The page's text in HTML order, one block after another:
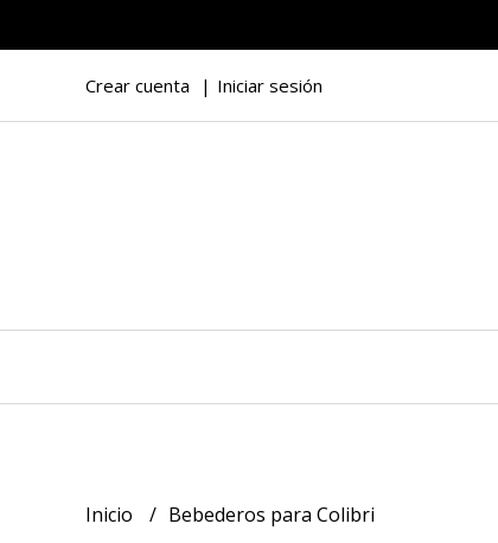
Crear cuenta Iniciar sesión
Inicio Bebederos para Colibri